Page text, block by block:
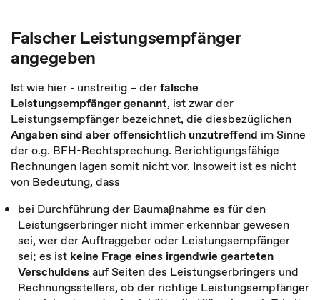
Falscher Leistungsempfänger
angegeben
Ist wie hier - unstreitig – derfalsche
Leistungsempfänger genannt, ist zwar der
Leistungsempfänger bezeichnet, die diesbezüglichen
Angaben sind aberoffensichtlich unzutreffend im Sinne
der o.g. BFH-Rechtsprechung. Berichtigungsfähige
Rechnungen lagen somit nicht vor. Insoweit ist es nicht
von Bedeutung, dass
bei Durchführung der Baumaßnahme es für den
Leistungserbringer nicht immer erkennbar gewesen
sei, wer der Auftraggeber oder Leistungsempfänger
sei; es ist keine Frage eines irgendwie gearteten
Verschuldensauf Seiten des Leistungserbringers und
Rechnungsstellers, ob der richtige Leistungsempfänger